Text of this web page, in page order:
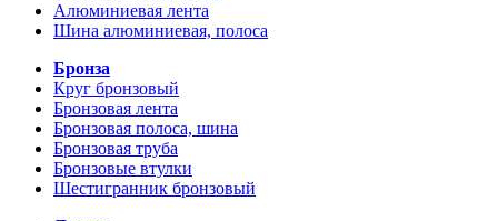
Алюминиевая лента
Шина алюминиевая, полоса
Бронза
Круг бронзовый
Бронзовая лента
Бронзовая полоса, шина
Бронзовая труба
Бронзовые втулки
Шестигранник бронзовый